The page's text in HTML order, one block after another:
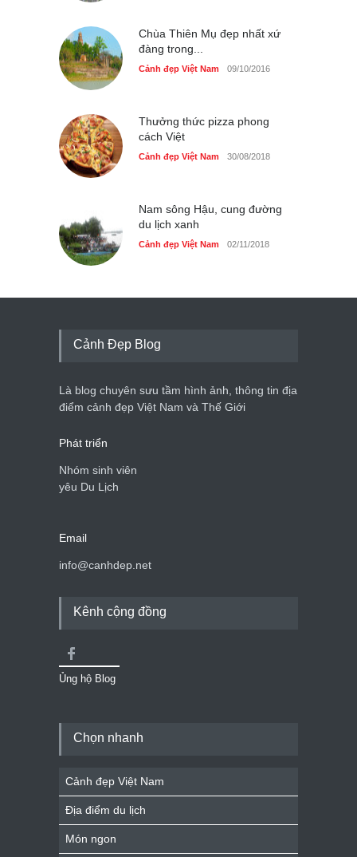
Chùa Thiên Mụ đẹp nhất xứ
đàng trong...
Cảnh đẹp Việt Nam 09/10/2016
Thưởng thức pizza phong
cách Việt
Cảnh đẹp Việt Nam 30/08/2018
Nam sông Hậu, cung đường
du lịch xanh
Cảnh đẹp Việt Nam 02/11/2018
Cảnh Đẹp Blog
Là blog chuyên sưu tầm hình ảnh, thông tin địa
điểm cảnh đẹp Việt Nam và Thế Giới
Phát triển
Nhóm sinh viên
yêu Du Lịch
Email
info@canhdep.net
Kênh cộng đồng
Ủng hộ Blog
Chọn nhanh
Cảnh đẹp Việt Nam
Địa điểm du lịch
Món ngon